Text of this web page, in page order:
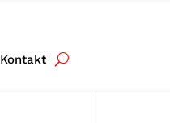
Kontakt